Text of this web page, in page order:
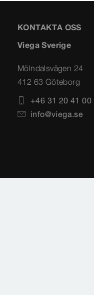
KONTAKTA OSS
Viega Sverige
Mölndalsvägen 24
412 63 Göteborg
+46 31 20 41 00
info@viega.se